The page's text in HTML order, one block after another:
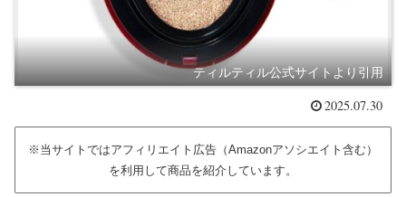
ティルティル公式サイトより引用
2025.07.30
※当サイトではアフィリエイト広告（Amazonアソシエイト含む）
を利用して商品を紹介しています。